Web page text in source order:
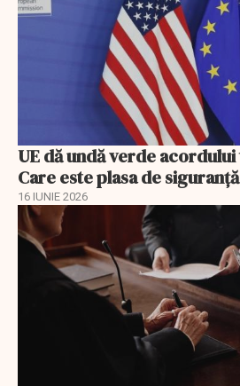
UE dă undă verde
Care este plasa de
16 IUNIE 2026